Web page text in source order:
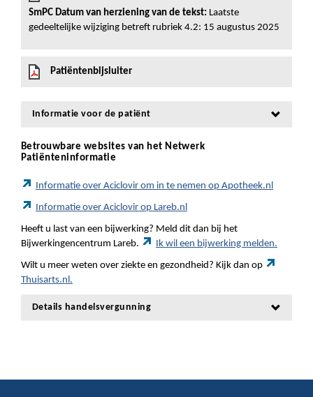
SmPC Datum van herziening van de tekst: Laatste
gedeeltelijke wijziging betreft rubriek 4.2: 15 augustus 2025
Patiëntenbijsluiter
Informatie voor de patiënt
Betrouwbare websites van het Netwerk
Patiënteninformatie
Informatie over Aciclovir om in te nemen op Apotheek.nl
Informatie over Aciclovir op Lareb.nl
Heeft u last van een bijwerking? Meld dit dan bij het
Bijwerkingencentrum Lareb.
Ik wil een bijwerking melden.
Wilt u meer weten over ziekte en gezondheid? Kijk dan op
Thuisarts.nl.
Details handelsvergunning